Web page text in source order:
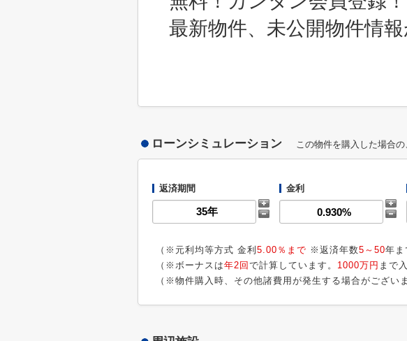
最新物件、未公開物件情
ローンシミュレーション この物件を購入した場合
返済期間 金利
（※元利均等方式 金利 5.00％まで ※返済年数5～50年ま
（※ボーナスは年2回 で計算しています。 1000万円 まで
（※物件購入時、その他諸費用が発生する場合がございま